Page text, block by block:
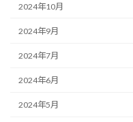
2024年10月
2024年9月
2024年7月
2024年6月
2024年5月